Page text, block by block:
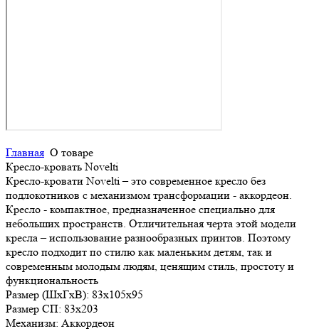
Главная О товаре
Кресло-кровать Novelti
Кресло-кровати Novelti – это современное кресло без
подлокотников c механизмом трансформации - аккордеон.
Кресло - компактное, предназначенное специально для
небольших пространств. Отличительная черта этой модели
кресла – использование разнообразных принтов. Поэтому
кресло подходит по стилю как маленьким детям, так и
современным молодым людям, ценящим стиль, простоту и
функциональность
Размер (ШхГхВ): 83х105х95
Размер СП: 83х203
Механизм: Аккордеон